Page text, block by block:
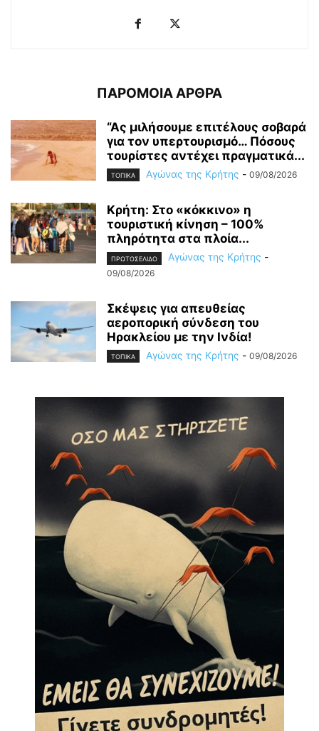
ΠΑΡΟΜΟΙΑ ΑΡΘΡΑ
“Ας μιλήσουμε επιτέλους σοβαρά
για τον υπερτουρισμό… Πόσους
τουρίστες αντέχει πραγματικά...
ΤΟΠΙΚΑ Αγώνας της Κρήτης - 09/08/2026
Κρήτη: Στο «κόκκινο» η
τουριστική κίνηση – 100%
πληρότητα στα πλοία...
ΠΡΩΤΟΣΕΛΙΔΟ Αγώνας της Κρήτης -
09/08/2026
Σκέψεις για απευθείας
αεροπορική σύνδεση του
Ηρακλείου με την Ινδία!
ΤΟΠΙΚΑ Αγώνας της Κρήτης - 09/08/2026